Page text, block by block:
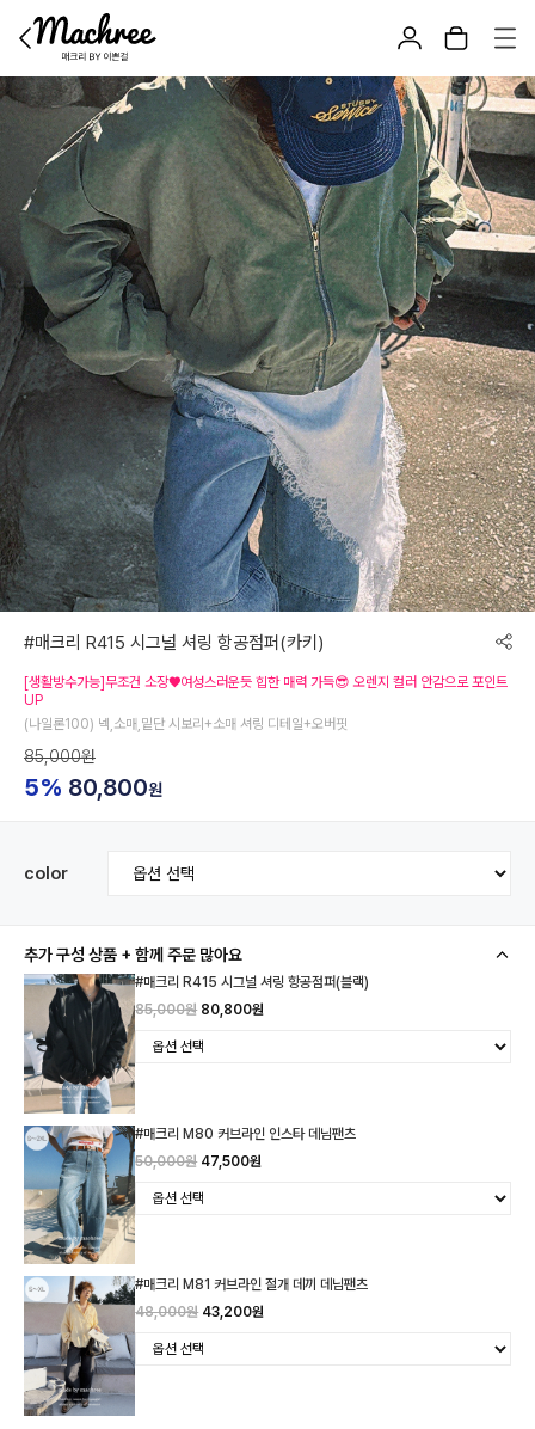
#매크리 R415 시그널 셔링 항공점퍼(카키)
[생활방수가능]무조건 소장♥여성스러운듯 힙한 매력 가득😎 오렌지 컬러 안감으로 포인트
UP
(나일론100) 넥,소매,밑단 시보리+소매 셔링 디테일+오버핏
85,000원
5% 80,800원
color
추가 구성 상품 + 함께 주문 많아요
#매크리 R415 시그널 셔링 항공점퍼(블랙)
85,000원 80,800원
#매크리 M80 커브라인 인스타 데님팬츠
50,000원 47,500원
#매크리 M81 커브라인 절개 데끼 데님팬츠
48,000원 43,200원